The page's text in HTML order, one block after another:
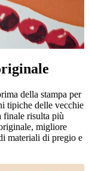
della stampa per
tipiche delle vecchie
finale risulta più
migliore
materiali di pregio e